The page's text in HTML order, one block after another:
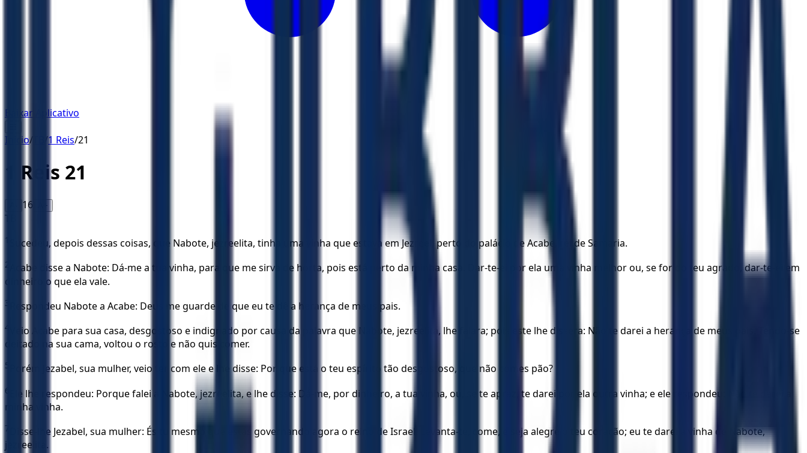
Baixar Aplicativo
Início/ /1 Reis/21
1 Reis 21
16 A+
TB
1 Sucedeu, depois dessas coisas, que Nabote, jezreelita, tinha uma vinha que estava em Jezreel, perto do palácio de Acabe, rei de Samaria.
2
Acabe disse a Nabote: Dá-me a tua vinha, para que me sirva de horta, pois está perto da minha casa. Dar-te-ei por ela uma vinha melhor ou, se for do teu agrado, dar-te-ei em
dinheiro o que ela vale.
3 Respondeu Nabote a Acabe: Deus me guarde de que eu te dê a herança de meus pais.
4
Veio Acabe para sua casa, desgostoso e indignado por causa da palavra que Nabote, jezreelita, lhe falara; pois este lhe dissera: Não te darei a herança de meus pais. Tendo-se
deitado na sua cama, voltou o rosto e não quis comer.
5 Porém Jezabel, sua mulher, veio ter com ele e lhe disse: Por que está o teu espírito tão desgostoso, que não comes pão?
6
Ele lhe respondeu: Porque falei a Nabote, jezreelita, e lhe disse: Dá-me, por dinheiro, a tua vinha, ou, se te apraz, te darei por ela outra vinha; e ele respondeu: Não te darei a
minha vinha.
7
Disse-lhe Jezabel, sua mulher: És tu mesmo que estás governando agora o reino de Israel! Levanta-te, come, e seja alegre o teu coração; eu te darei a vinha de Nabote,
jezreelita.